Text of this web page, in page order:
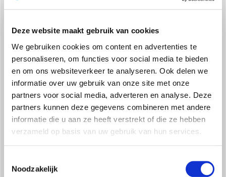
Deze website maakt gebruik van cookies
We gebruiken cookies om content en advertenties te
personaliseren, om functies voor social media te bieden
en om ons websiteverkeer te analyseren. Ook delen we
informatie over uw gebruik van onze site met onze
partners voor social media, adverteren en analyse. Deze
partners kunnen deze gegevens combineren met andere
informatie die u aan ze heeft verstrekt of die ze hebben
verzameld op basis van uw gebruik van hun services.
Noodzakelijk
CHROMOTHERAPIE
atmosfeerverlichting voor een meeslepend gevoel van welzijn
TOUCH TIMER TOT 8U